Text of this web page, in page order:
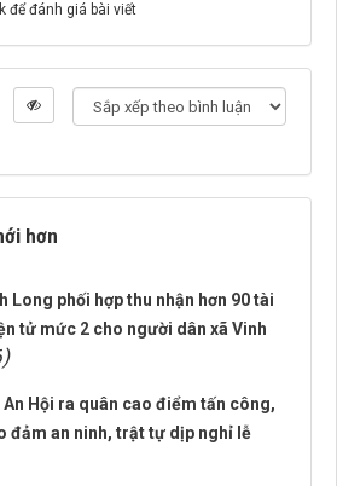
để đánh giá bài viết
hơn
Long phối hợp thu nhận hơn 90 tài
tử mức 2 cho người dân xã Vinh
Hội ra quân cao điểm tấn công,
đảm an ninh, trật tự dịp nghỉ lễ